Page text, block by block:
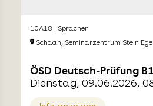
10A18 | Sprachen
Schaan, Seminarzentrum Stein
ÖSD Deutsch-Prüfung B1
Dienstag, 09.06.2026,